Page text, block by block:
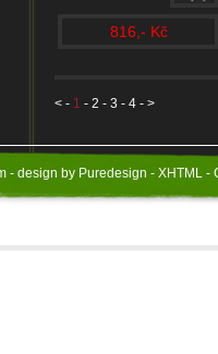
816,- Kč
< - 1 - 2 - 3 - 4 - >
- design by Puredesign - XHTML -